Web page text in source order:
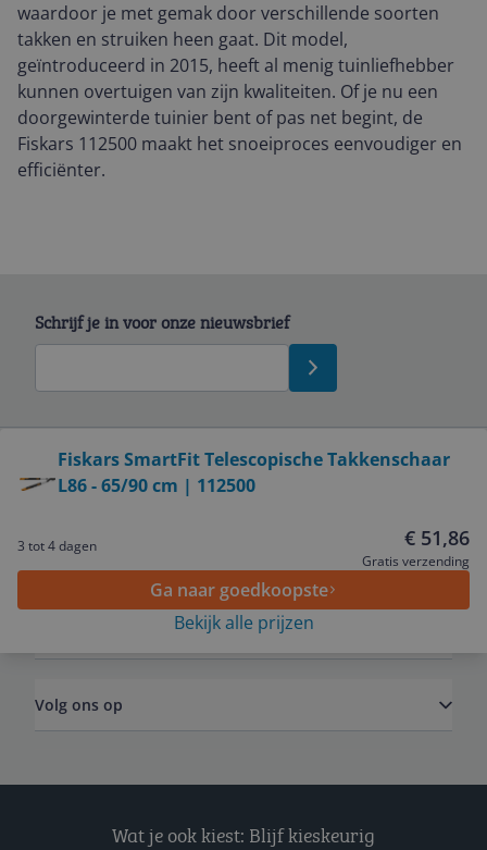
waardoor je met gemak door verschillende soorten
takken en struiken heen gaat. Dit model,
geïntroduceerd in 2015, heeft al menig tuinliefhebber
kunnen overtuigen van zijn kwaliteiten. Of je nu een
doorgewinterde tuinier bent of pas net begint, de
Fiskars 112500 maakt het snoeiproces eenvoudiger en
efficiënter.
Fiskars SmartFit Telescopische Takkenschaar
L86 - 65/90 cm | 112500
3 tot 4 dagen € 51,86
Gratis verzending
Ga naar goedkoopste
Bekijk alle prijzen
Schrijf je in voor onze nieuwsbrief
Service
Algemeen
Volg ons op
Wat je ook kiest: Blijf kieskeurig